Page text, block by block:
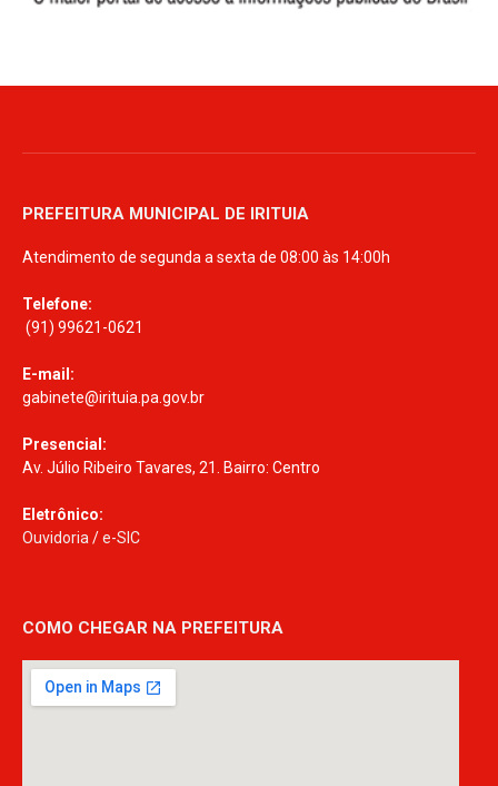
PREFEITURA MUNICIPAL DE IRITUIA
Atendimento de segunda a sexta de 08:00 às 14:00h
Telefone:
(91) 99621-0621
E-mail:
gabinete@irituia.pa.gov.br
Presencial:
Av. Júlio Ribeiro Tavares, 21. Bairro: Centro
Eletrônico:
Ouvidoria /e-SIC
COMO CHEGAR NA PREFEITURA